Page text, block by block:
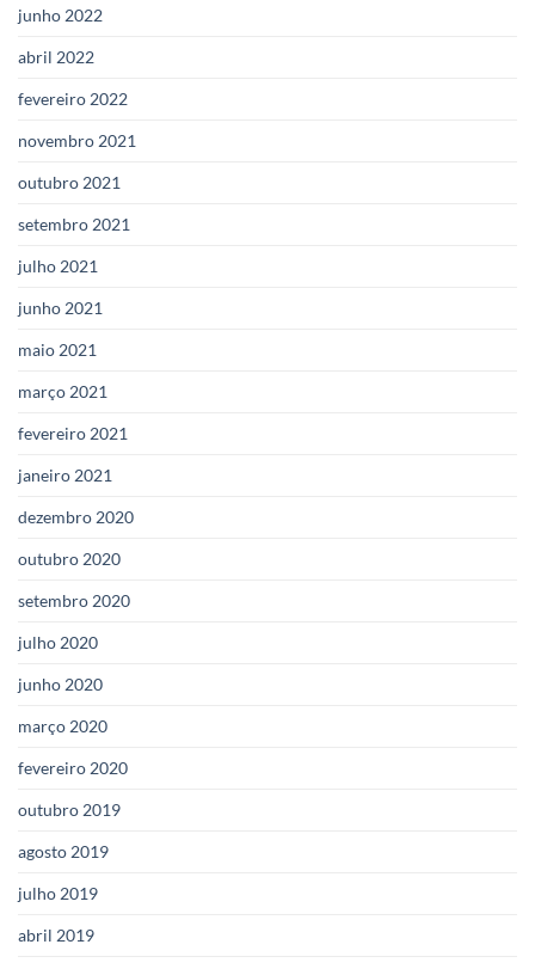
junho 2022
abril 2022
fevereiro 2022
novembro 2021
outubro 2021
setembro 2021
julho 2021
junho 2021
maio 2021
março 2021
fevereiro 2021
janeiro 2021
dezembro 2020
outubro 2020
setembro 2020
julho 2020
junho 2020
março 2020
fevereiro 2020
outubro 2019
agosto 2019
julho 2019
abril 2019